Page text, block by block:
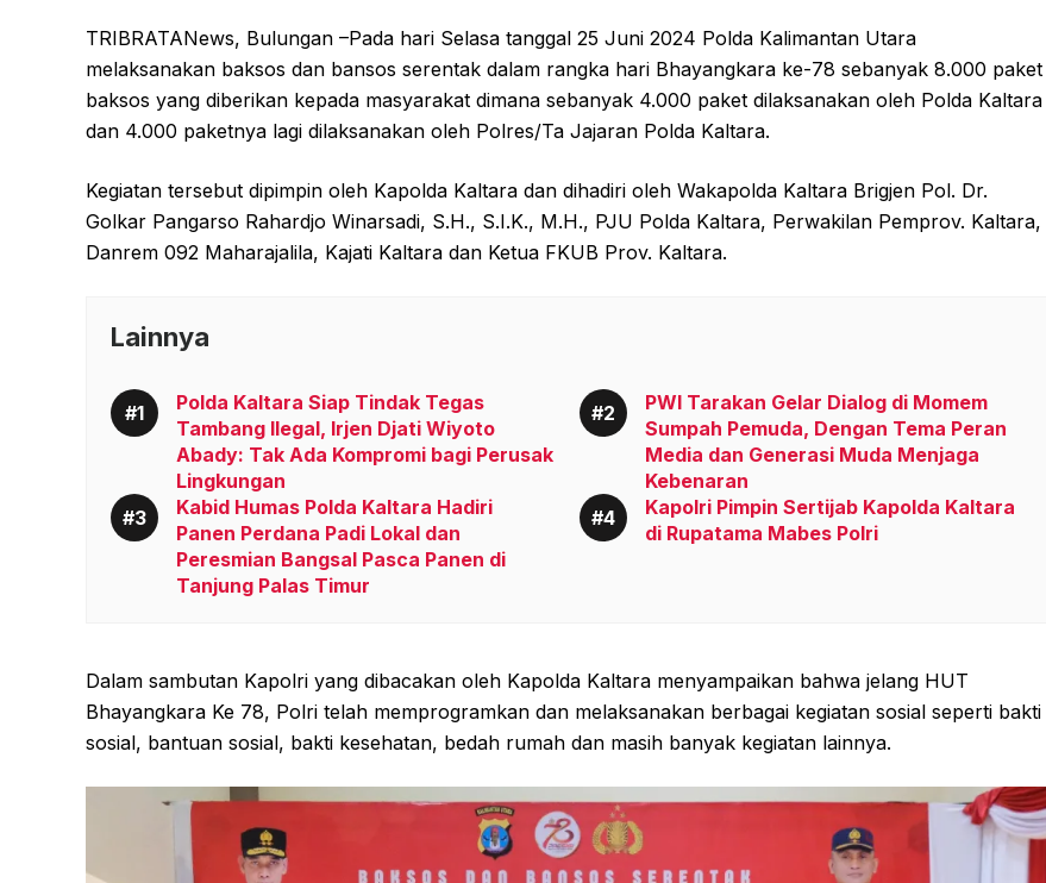
TRIBRATANews, Bulungan –Pada hari Selasa tanggal 25 Juni 2024 Polda Kalimantan Utara
melaksanakan baksos dan bansos serentak dalam rangka hari Bhayangkara ke-78 sebanyak 8.000 paket
baksos yang diberikan kepada masyarakat dimana sebanyak 4.000 paket dilaksanakan oleh Polda Kaltara
dan 4.000 paketnya lagi dilaksanakan oleh Polres/Ta Jajaran Polda Kaltara.
Kegiatan tersebut dipimpin oleh Kapolda Kaltara dan dihadiri oleh Wakapolda Kaltara Brigjen Pol. Dr.
Golkar Pangarso Rahardjo Winarsadi, S.H., S.I.K., M.H., PJU Polda Kaltara, Perwakilan Pemprov. Kaltara,
Danrem 092 Maharajalila, Kajati Kaltara dan Ketua FKUB Prov. Kaltara.
Lainnya
Polda Kaltara Siap Tindak Tegas
Tambang Ilegal, Irjen Djati Wiyoto
Abady: Tak Ada Kompromi bagi Perusak
Lingkungan
PWI Tarakan Gelar Dialog di Momem
Sumpah Pemuda, Dengan Tema Peran
Media dan Generasi Muda Menjaga
Kebenaran
Kabid Humas Polda Kaltara Hadiri
Panen Perdana Padi Lokal dan
Peresmian Bangsal Pasca Panen di
Tanjung Palas Timur
Kapolri Pimpin Sertijab Kapolda Kaltara
di Rupatama Mabes Polri
Dalam sambutan Kapolri yang dibacakan oleh Kapolda Kaltara menyampaikan bahwa jelang HUT
Bhayangkara Ke 78, Polri telah memprogramkan dan melaksanakan berbagai kegiatan sosial seperti bakti
sosial, bantuan sosial, bakti kesehatan, bedah rumah dan masih banyak kegiatan lainnya.